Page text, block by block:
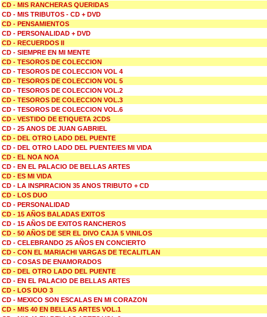
CD - MIS RANCHERAS QUERIDAS
CD - MIS TRIBUTOS - CD + DVD
CD - PENSAMIENTOS
CD - PERSONALIDAD + DVD
CD - RECUERDOS II
CD - SIEMPRE EN MI MENTE
CD - TESOROS DE COLECCION
CD - TESOROS DE COLECCION VOL 4
CD - TESOROS DE COLECCION VOL 5
CD - TESOROS DE COLECCION VOL.2
CD - TESOROS DE COLECCION VOL.3
CD - TESOROS DE COLECCION VOL.6
CD - VESTIDO DE ETIQUETA 2CDS
CD - 25 ANOS DE JUAN GABRIEL
CD - DEL OTRO LADO DEL PUENTE
CD - DEL OTRO LADO DEL PUENTE/ES MI VIDA
CD - EL NOA NOA
CD - EN EL PALACIO DE BELLAS ARTES
CD - ES MI VIDA
CD - LA INSPIRACION 35 ANOS TRIBUTO + CD
CD - LOS DUO
CD - PERSONALIDAD
CD - 15 AÑOS BALADAS EXITOS
CD - 15 AÑOS DE EXITOS RANCHEROS
CD - 50 AÑOS DE SER EL DIVO CAJA 5 VINILOS
CD - CELEBRANDO 25 AÑOS EN CONCIERTO
CD - CON EL MARIACHI VARGAS DE TECALITLAN
CD - COSAS DE ENAMORADOS
CD - DEL OTRO LADO DEL PUENTE
CD - EN EL PALACIO DE BELLAS ARTES
CD - LOS DUO 3
CD - MEXICO SON ESCALAS EN MI CORAZON
CD - MIS 40 EN BELLAS ARTES VOL.1